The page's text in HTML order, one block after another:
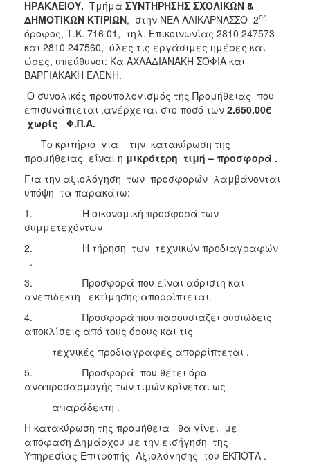
ΗΡΑΚΛΕΙΟΥ, Τμήμα ΣΥΝΤΗΡΗΣΗΣ ΣΧΟΛΙΚΩΝ &
ΔΗΜΟΤΙΚΩΝ ΚΤΙΡΙΩΝ, στην ΝΕΑ ΑΛΙΚΑΡΝΑΣΣΟ 2ος
όροφος, Τ.Κ. 716 01, τηλ. Επικοινωνίας 2810 247573
και 2810 247560, όλες τις εργάσιμες ημέρες και
ώρες, υπεύθυνοι: Κα ΑΧΛΑΔΙΑΝΑΚΗ ΣΟΦΙΑ και
ΒΑΡΓΙΑΚΑΚΗ ΕΛΕΝΗ.
Ο συνολικός προϋπολογισμός της Προμήθειας που
επισυνάπτεται ,ανέρχεται στο ποσό των 2.650,00€
χωρίς Φ.Π.Α.
Το κριτήριο για την κατακύρωση της
προμήθειας είναι η μικρότερη τιμή – προσφορά .
Για την αξιολόγηση των προσφορών λαμβάνονται
υπόψη τα παρακάτω:
1. Η οικονομική προσφορά των
συμμετεχόντων
2. Η τήρηση των τεχνικών προδιαγραφών
.
3. Προσφορά που είναι αόριστη και
ανεπίδεκτη εκτίμησης απορρίπτεται.
4. Προσφορά που παρουσιάζει ουσιώδεις
αποκλίσεις από τους όρους και τις
τεχνικές προδιαγραφές απορρίπτεται .
5. Προσφορά που θέτει όρο
αναπροσαρμογής των τιμών κρίνεται ως
απαράδεκτη .
Η κατακύρωση της προμήθεια θα γίνει με
απόφαση Δημάρχου με την εισήγηση της
Υπηρεσίας Επιτροπής Αξιολόγησης του ΕΚΠΟΤΑ .